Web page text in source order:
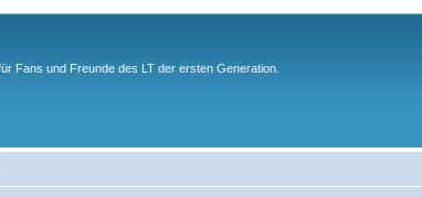
Fans und Freunde des LT der ersten Generation.